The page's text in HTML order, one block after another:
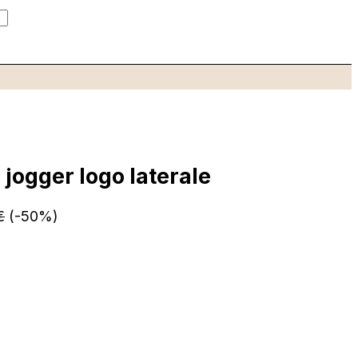
jogger logo laterale
(-50%)